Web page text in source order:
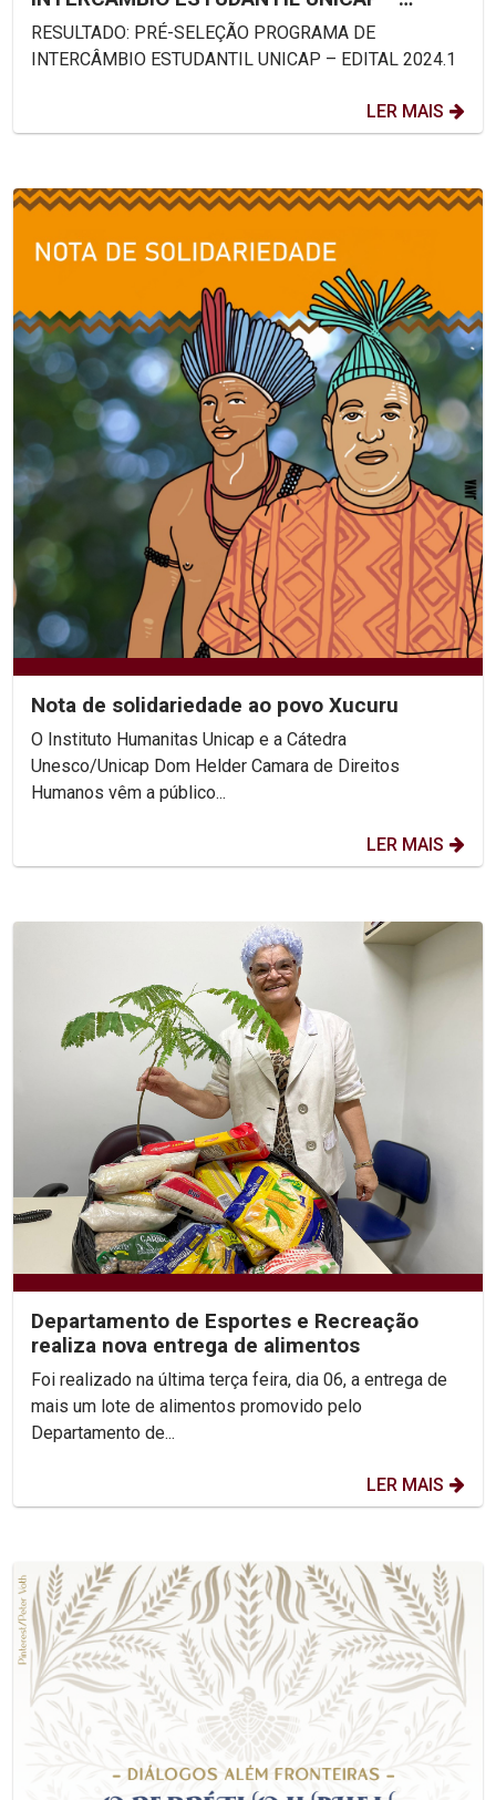
EDITAL 2024.1
RESULTADO: PRÉ-SELEÇÃO PROGRAMA DE
INTERCÂMBIO ESTUDANTIL UNICAP – EDITAL 2024.1
LER MAIS
Nota de solidariedade ao povo Xucuru
O Instituto Humanitas Unicap e a Cátedra
Unesco/Unicap Dom Helder Camara de Direitos
Humanos vêm a público...
LER MAIS
Departamento de Esportes e Recreação
realiza nova entrega de alimentos
Foi realizado na última terça feira, dia 06, a entrega de
mais um lote de alimentos promovido pelo
Departamento de...
LER MAIS